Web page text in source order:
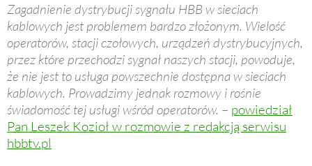
Zagadnienie dystrybucji sygnału HBB w sieciach
kablowych jest problemem bardzo złożonym. Wielość
operatorów, stacji czołowych, urządzeń dystrybucyjnych,
przez które przechodzi sygnał naszych stacji, powoduje,
że nie jest to usługa powszechnie dostępna w sieciach
kablowych. Prowadzimy jednak rozmowy i rośnie
świadomość tej usługi wśród operatorów. – powiedział
Pan Leszek Kozioł w rozmowie z redakcją serwisu
hbbtv.pl